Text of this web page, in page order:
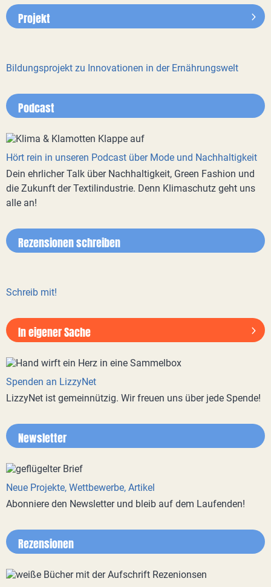
Projekt
Bildungsprojekt zu Innovationen in der Ernährungswelt
Podcast
Hört rein in unseren Podcast über Mode und Nachhaltigkeit
Dein ehrlicher Talk über Nachhaltigkeit, Green Fashion und
die Zukunft der Textilindustrie. Denn Klimaschutz geht uns
alle an!
Rezensionen schreiben
Schreib mit!
In eigener Sache
Spenden an LizzyNet
LizzyNet ist gemeinnützig. Wir freuen uns über jede Spende!
Newsletter
Neue Projekte, Wettbewerbe, Artikel
Abonniere den Newsletter und bleib auf dem Laufenden!
Rezensionen